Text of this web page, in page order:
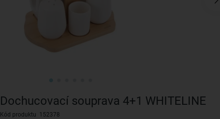
Dochucovací souprava 4+1 WHITELINE
Kód produktu 152378